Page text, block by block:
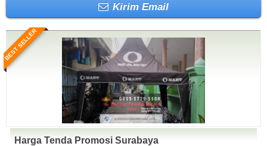
Kirim Email
BEST SELLER
Harga Tenda Promosi Surabaya